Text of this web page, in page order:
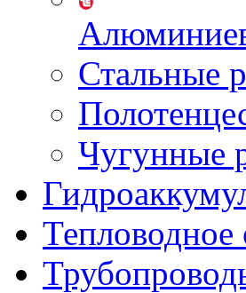
Стальные
Чугунные
Тепловодное